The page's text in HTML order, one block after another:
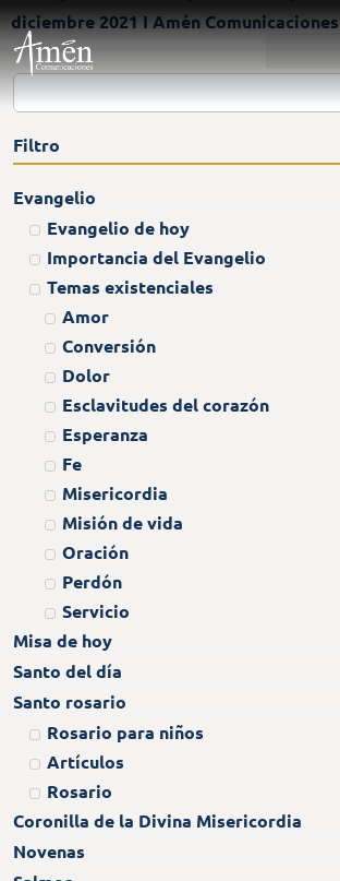
diciembre 2021 I Amén Comunicaciones
Filtro
Evangelio
Evangelio de hoy
Importancia del Evangelio
Temas existenciales
Amor
Conversión
Dolor
Esclavitudes del corazón
Esperanza
Fe
Misericordia
Misión de vida
Oración
Perdón
Servicio
Misa de hoy
Santo del día
Santo rosario
Rosario para niños
Artículos
Rosario
Coronilla de la Divina Misericordia
Novenas